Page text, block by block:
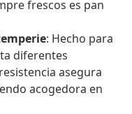
frescos es pan
: Hecho para
diferentes
asegura
acogedora en